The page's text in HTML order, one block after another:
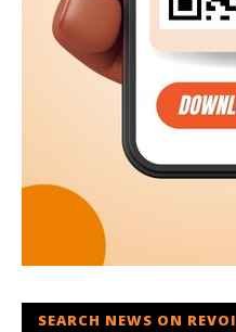
SEARCH NEWS ON REVOI